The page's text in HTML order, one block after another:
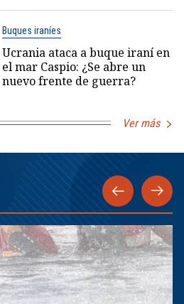
Buques iraníes
Ucrania ataca a buque iraní en
el mar Caspio: ¿Se abre un
nuevo frente de guerra?
Ver más